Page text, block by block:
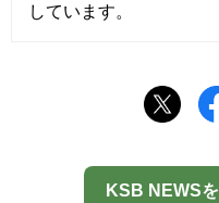
しています。
KSB NEWSを